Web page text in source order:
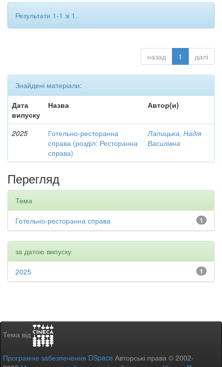
Результати 1-1 зі 1.
назад 1 далі
Знайдені матеріали:
Дата
випуску
Назва Автор(и)
2025
Готельно-ресторанна
справа (розділ: Ресторанна
справа)
Лапицька, Надія
Василівна
Перегляд
Тема
1
Готельно-ресторанна справа
за датою випуску
1
2025
Тема від
Програмне забезпечення DSpace Авторські права © 2002-